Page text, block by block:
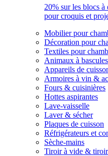
20% sur les blocs
pour croquis et
Mobilier pour
Décoration pour
Textiles pour
Animaux à bascules
Appareils de
Armoires à vin &
Fours & cuisinières
Hottes aspirantes
Lave-vaisselle
Laver & sécher
Plaques de cuisson
Réfrigérateurs et
Sèche-mains
Tiroir à vide &